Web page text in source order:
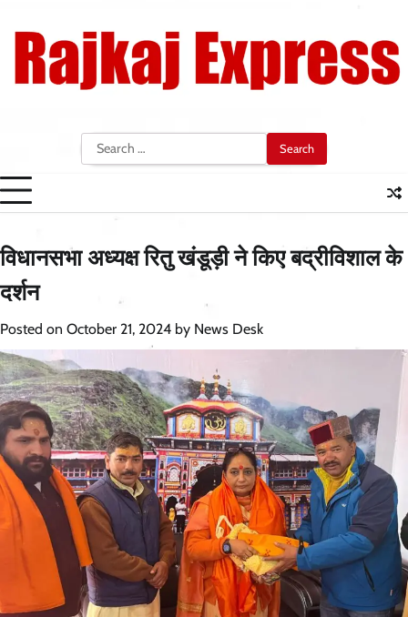
content
Search
for:
विधानसभा अध्यक्ष रितु खंडूड़ी ने किए बद्रीविशाल के
दर्शन
Posted on October 21, 2024 by News Desk